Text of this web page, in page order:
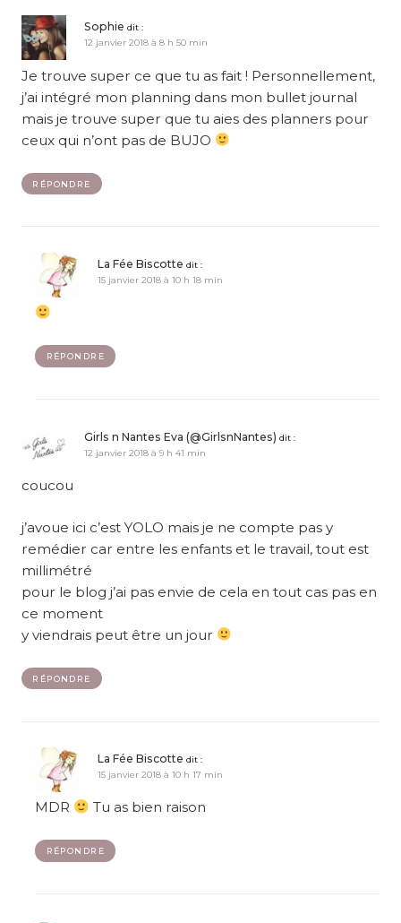
Sophie dit :
12 janvier 2018 à 8 h 50 min
Je trouve super ce que tu as fait ! Personnellement,
j’ai intégré mon planning dans mon bullet journal
mais je trouve super que tu aies des planners pour
ceux qui n’ont pas de BUJO
RÉPONDRE
La Fée Biscotte dit :
15 janvier 2018 à 10 h 18 min
RÉPONDRE
Girls n Nantes Eva (@GirlsnNantes) dit :
12 janvier 2018 à 9 h 41 min
coucou
j’avoue ici c’est YOLO mais je ne compte pas y
remédier car entre les enfants et le travail, tout est
millimétré
pour le blog j’ai pas envie de cela en tout cas pas en
ce moment
y viendrais peut être un jour
RÉPONDRE
La Fée Biscotte dit :
15 janvier 2018 à 10 h 17 min
MDR Tu as bien raison
RÉPONDRE